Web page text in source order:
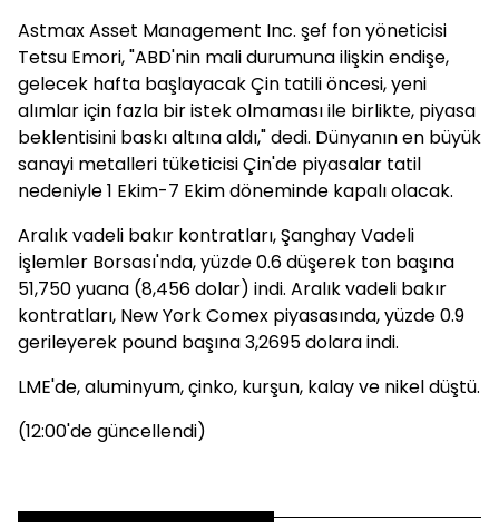
Astmax Asset Management Inc. şef fon yöneticisi
Tetsu Emori, "ABD'nin mali durumuna ilişkin endişe,
gelecek hafta başlayacak Çin tatili öncesi, yeni
alımlar için fazla bir istek olmaması ile birlikte, piyasa
beklentisini baskı altına aldı," dedi. Dünyanın en büyük
sanayi metalleri tüketicisi Çin'de piyasalar tatil
nedeniyle 1 Ekim-7 Ekim döneminde kapalı olacak.
Aralık vadeli bakır kontratları, Şanghay Vadeli
İşlemler Borsası'nda, yüzde 0.6 düşerek ton başına
51,750 yuana (8,456 dolar) indi. Aralık vadeli bakır
kontratları, New York Comex piyasasında, yüzde 0.9
gerileyerek pound başına 3,2695 dolara indi.
LME'de, aluminyum, çinko, kurşun, kalay ve nikel düştü.
(12:00'de güncellendi)